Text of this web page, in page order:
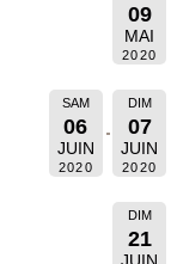
09
MAI
2020
SAM
06
JUIN
2020
DIM
07
JUIN
2020
DIM
21
JUIN